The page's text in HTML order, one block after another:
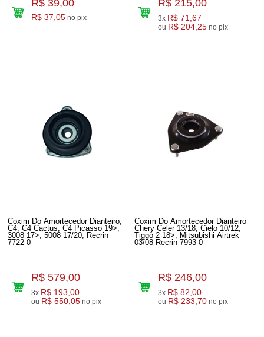
R$ 39,00
R$ 37,05 no pix
R$ 215,00
3x R$ 71,67
ou R$ 204,25 no pix
Coxim Do Amortecedor Dianteiro,
C4, C4 Cactus, C4 Picasso 19>,
3008 17>, 5008 17/20, Recrin
7722-0
R$ 579,00
3x R$ 193,00
ou R$ 550,05 no pix
Coxim Do Amortecedor Dianteiro
Chery Celer 13/18, Cielo 10/12,
Tiggo 2 18>, Mitsubishi Airtrek
03/08 Recrin 7993-0
R$ 246,00
3x R$ 82,00
ou R$ 233,70 no pix